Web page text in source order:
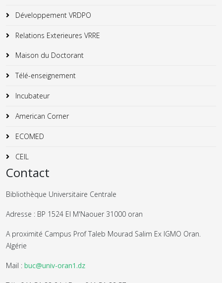
Développement VRDPO
Relations Exterieures VRRE
Maison du Doctorant
Télé-enseignement
Incubateur
American Corner
ECOMED
CEIL
Contact
Bibliothèque Universitaire Centrale
Adresse : BP 1524 El M'Naouer 31000 oran
A proximité Campus Prof Taleb Mourad Salim Ex IGMO Oran.
Algérie
Mail : buc@univ-oran1.dz